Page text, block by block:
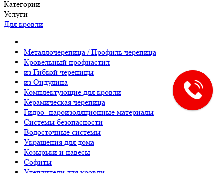
Услуги
Для кровли
Металлочерепица / Профиль черепица
Кровельный профнастил
из Гибкой черепицы
из Ондулина
Комплектующие для кровли
Керамическая черепица
Гидро- пароизоляционные материалы
Системы безопасности
Водосточные системы
Украшения для дома
Козырьки и навесы
Софиты
Утеплители для кровли